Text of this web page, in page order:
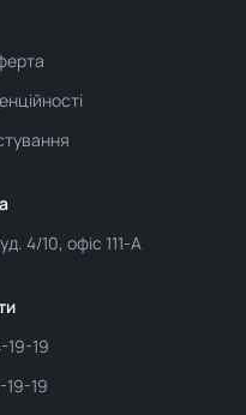
4/10, офіс 111-А
19-19
19-19